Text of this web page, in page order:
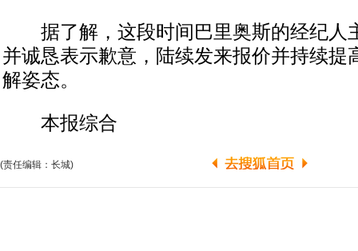
据了解，这段时间巴里奥斯的经纪人
并诚恳表示歉意，陆续发来报价并持续提
解姿态。
本报综合
(责任编辑：长城)